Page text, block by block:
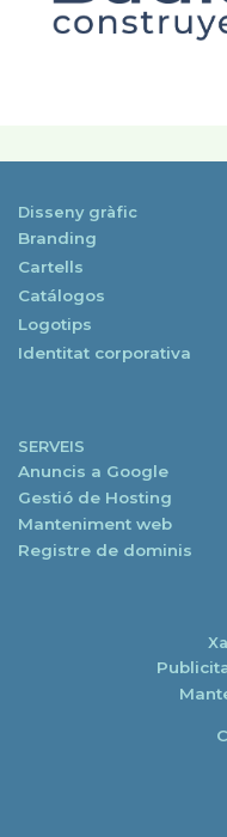
Disseny gràfic
Branding
Cartells
Catálogos
Logotips
Identitat corporativa
SERVEIS
Anuncis a Google
Gestió de Hosting
Manteniment web
Registre de dominis